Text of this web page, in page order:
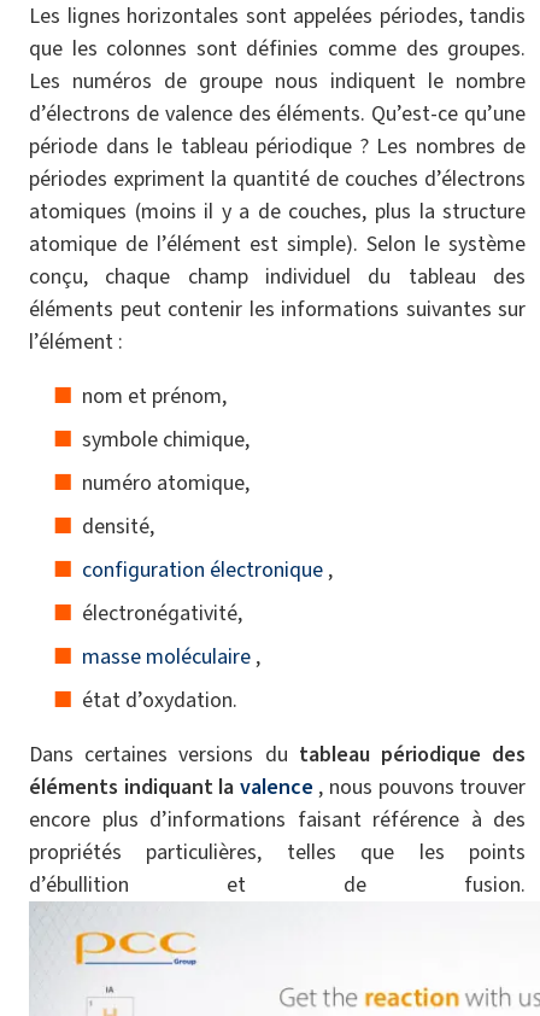
Les lignes horizontales sont appelées périodes, tandis
que les colonnes sont définies comme des groupes.
Les numéros de groupe nous indiquent le nombre
d’électrons de valence des éléments. Qu’est-ce qu’une
période dans le tableau périodique ? Les nombres de
périodes expriment la quantité de couches d’électrons
atomiques (moins il y a de couches, plus la structure
atomique de l’élément est simple). Selon le système
conçu, chaque champ individuel du tableau des
éléments peut contenir les informations suivantes sur
l’élément :
nom et prénom,
symbole chimique,
numéro atomique,
densité,
configuration électronique ,
électronégativité,
masse moléculaire ,
état d’oxydation.
Dans certaines versions du tableau périodique des
éléments indiquant la valence , nous pouvons trouver
encore plus d’informations faisant référence à des
propriétés particulières, telles que les points
d’ébullition et de fusion.